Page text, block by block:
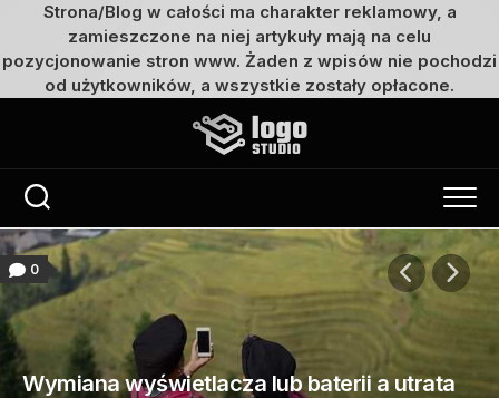
Strona/Blog w całości ma charakter reklamowy, a
zamieszczone na niej artykuły mają na celu
pozycjonowanie stron www. Żaden z wpisów nie pochodzi
od użytkowników, a wszystkie zostały opłacone.
0
Wymiana wyświetlacza lub baterii a utrata